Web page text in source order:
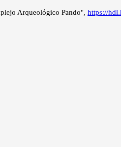
Arqueológico Pando", https://